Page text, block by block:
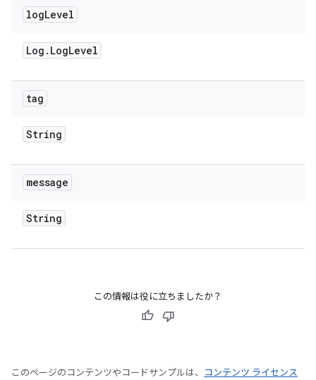
logLevel
Log . LogLevel
tag
String
message
String
この情報は役に立ちましたか？
このページのコンテンツやコードサンプルは、
コンテンツ ライセンス